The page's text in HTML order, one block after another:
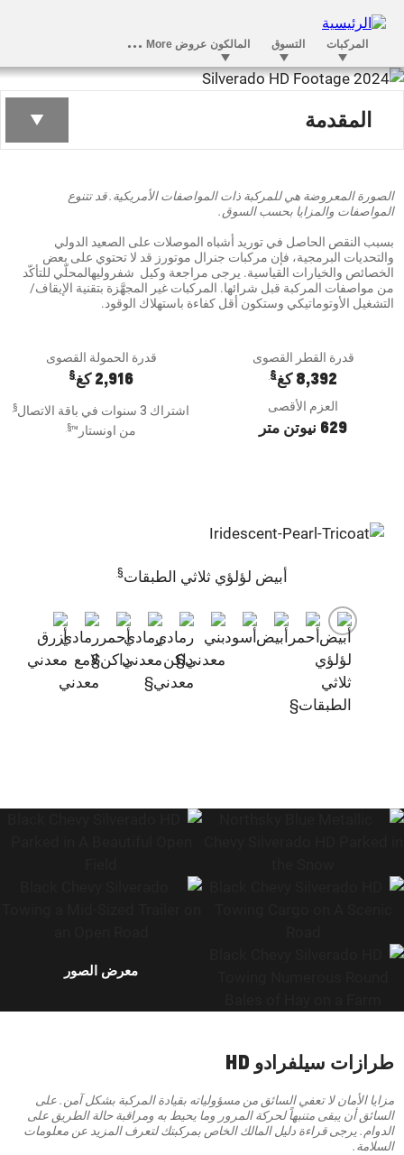
سيلفرادو HD
المقدمة
الصورة المعروضة هي للمركبة ذات المواصفات الأمريكية. قد تتنوع
المواصفات والمزايا بحسب السوق.
بسبب النقص الحاصل في توريد أشباه الموصلات على الصعيد الدولي
والتحديات البرمجية، فإن مركبات جنرال موتورز قد لا تحتوي على بعض
الخصائص والخيارات القياسية. يرجى مراجعة وكيل شفروليهالمحلّي للتأكّد
من مواصفات المركبة قبل شرائها. المركبات غير المجهَّزة بتقنية الإيقاف/
التشغيل الأوتوماتيكي وستكون أقل كفاءة باستهلاك الوقود.
قدرة القطر القصوى
8,392 كغ §
قدرة الحمولة القصوى
2,916 كغ §
العزم الأقصى
629 نيوتن متر
اشتراك 3 سنوات في باقة الاتصال §
من اونستار™ §
أبيض لؤلؤي ثلاثي الطبقات
معرض الصور
طرازات سيلفرادو HD
مزايا الأمان لا تعفي السائق من مسؤولياته بقيادة المركبة بشكل آمن. على
السائق أن يبقى متنبهاً لحركة المرور وما يحيط به ومراقبة حالة الطريق على
الدوام. يرجى قراءة دليل المالك الخاص بمركبتك لتعرف المزيد عن معلومات
السلامة.